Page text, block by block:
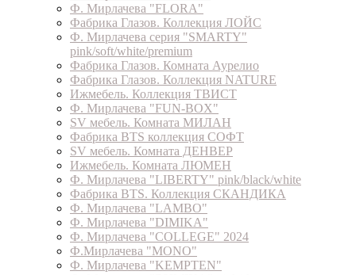
Ф. Мирлачева "FLORA"
Фабрика Глазов. Коллекция ЛОЙС
Ф. Мирлачева серия "SMARTY"
pink/soft/white/premium
Фабрика Глазов. Комната Аурелио
Фабрика Глазов. Коллекция NATURE
Ижмебель. Коллекция ТВИСТ
Ф. Мирлачева "FUN-BOX"
SV мебель. Комната МИЛАН
Фабрика BTS коллекция СОФТ
SV мебель. Комната ДЕНВЕР
Ижмебель. Комната ЛЮМЕН
Ф. Мирлачева "LIBERTY" pink/black/white
Фабрика BTS. Коллекция СКАНДИКА
Ф. Мирлачева "LAMBO"
Ф. Мирлачева "DIMIKA"
Ф. Мирлачева "COLLEGE" 2024
Ф.Мирлачева "MONO"
Ф. Мирлачева "KEMPTEN"